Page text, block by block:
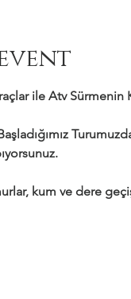
ile Atv Sürmenin
kum ve dere